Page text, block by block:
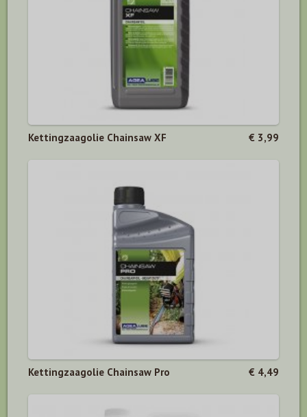
Kettingzaagolie Chainsaw XF € 3,99
Kettingzaagolie Chainsaw Pro € 4,49